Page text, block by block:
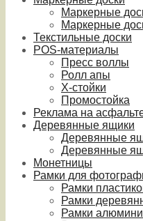
Маркерные
Маркерные
Текстильные доски
POS-материалы
Пресс воллы
Ролл апы
Х-стойки
Промостойка
Реклама на
Деревянные ящики
Деревянные
Деревянные
Монетницы
Рамки для
Рамки
Рамки
Рамки